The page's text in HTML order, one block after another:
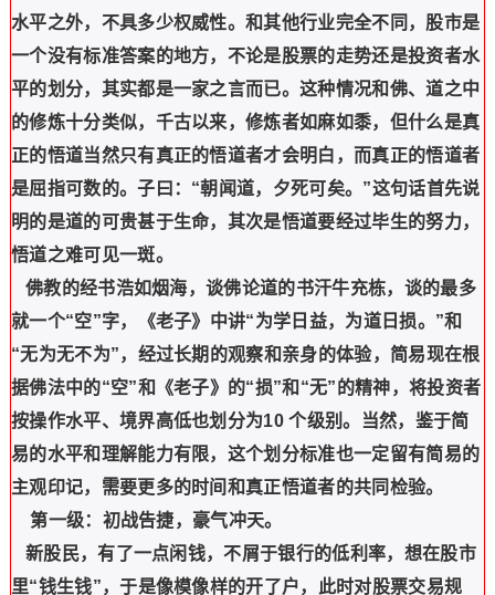
水平之外，不具多少权威性。和其他行业完全不同，股市是
一个没有标准答案的地方，不论是股票的走势还是投资者水
平的划分，其实都是一家之言而已。这种情况和佛、道之中
的修炼十分类似，千古以来，修炼者如麻如黍，但什么是真
正的悟道当然只有真正的悟道者才会明白，而真正的悟道者
是屈指可数的。子曰：“朝闻道，夕死可矣。”这句话首先说
明的是道的可贵甚于生命，其次是悟道要经过毕生的努力，
悟道之难可见一斑。
佛教的经书浩如烟海，谈佛论道的书汗牛充栋，谈的最多
就一个“空”字，《老子》中讲“为学日益，为道日损。”和
“无为无不为”，经过长期的观察和亲身的体验，简易现在根
据佛法中的“空”和《老子》的“损”和“无”的精神，将投资者
按操作水平、境界高低也划分为10 个级别。当然，鉴于简
易的水平和理解能力有限，这个划分标准也一定留有简易的
主观印记，需要更多的时间和真正悟道者的共同检验。
第一级：初战告捷，豪气冲天。
新股民，有了一点闲钱，不屑于银行的低利率，想在股市
里“钱生钱”，于是像模像样的开了户，此时对股票交易规